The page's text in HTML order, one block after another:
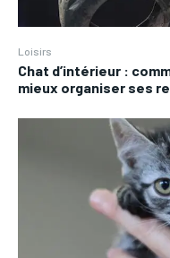
Loisirs
Chat d’intérieur :
mieux organiser ses